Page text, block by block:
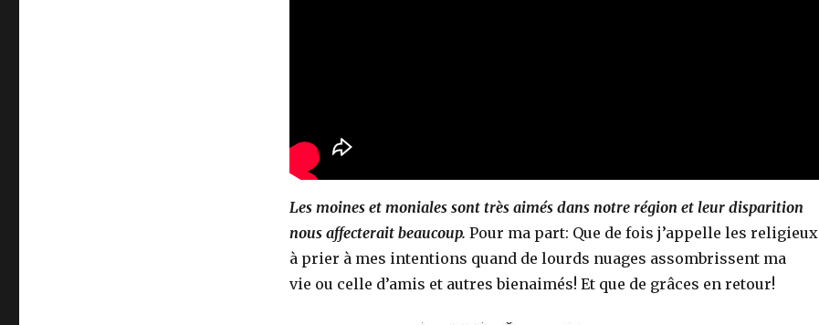
Les moines et moniales sont très aimés dans notre région et leur disparition
nous affecterait beaucoup. Pour ma part: Que de fois j’appelle les religieux
à prier à mes intentions quand de lourds nuages assombrissent ma
vie ou celle d’amis et autres bienaimés! Et que de grâces en retour!